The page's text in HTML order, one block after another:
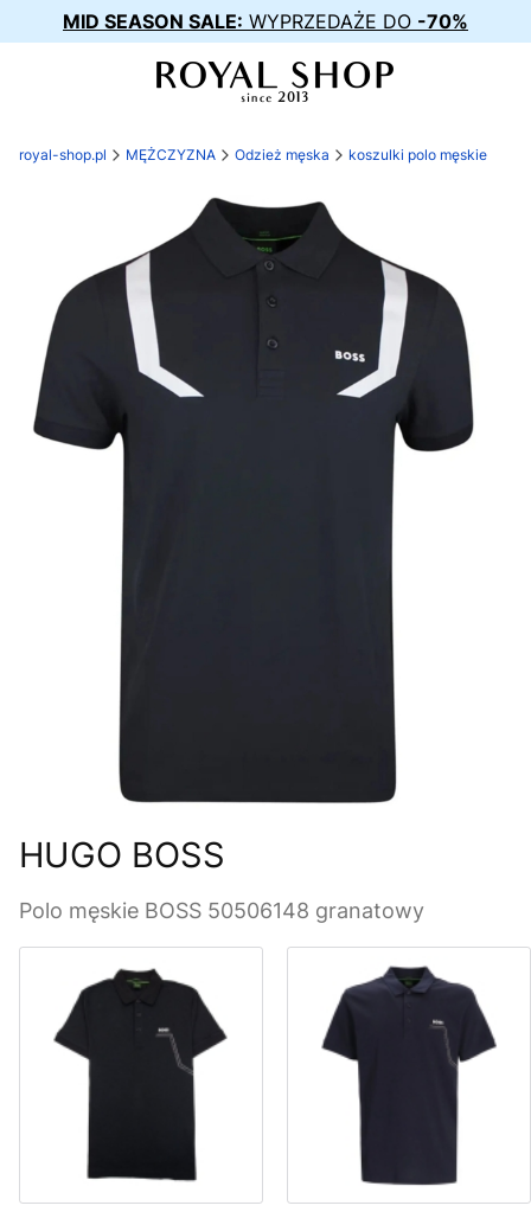
MID SEASON SALE: WYPRZEDAŻE DO -70%
royal-shop.pl MĘŻCZYZNA Odzież męska koszulki polo męskie
HUGO BOSS
Polo męskie BOSS 50506148 granatowy